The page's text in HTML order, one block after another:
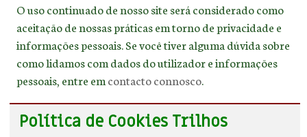
O uso continuado de nosso site será considerado como
aceitação de nossas práticas em torno de privacidade e
informações pessoais. Se você tiver alguma dúvida sobre
como lidamos com dados do utilizador e informações
pessoais, entre em contacto connosco
Política de Cookies Trilhos